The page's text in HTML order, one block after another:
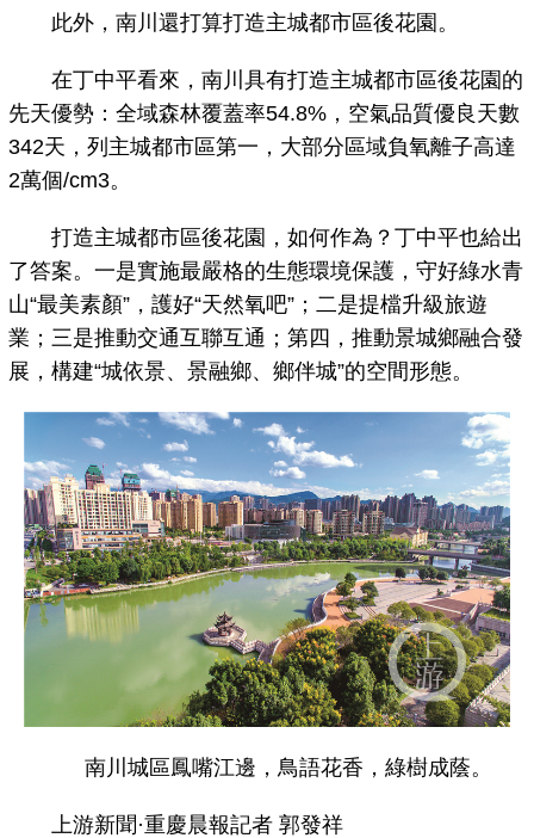
此外，南川還打算打造主城都市區後花園。
在丁中平看來，南川具有打造主城都市區後花園的
先天優勢：全域森林覆蓋率54.8%，空氣品質優良天數
342天，列主城都市區第一，大部分區域負氧離子高達
2萬個/cm3。
打造主城都市區後花園，如何作為？丁中平也給出
了答案。一是實施最嚴格的生態環境保護，守好綠水青
山“最美素顏”，護好“天然氧吧”；二是提檔升級旅遊
業；三是推動交通互聯互通；第四，推動景城鄉融合發
展，構建“城依景、景融鄉、鄉伴城”的空間形態。
南川城區鳳嘴江邊，鳥語花香，綠樹成蔭。
上游新聞·重慶晨報記者 郭發祥